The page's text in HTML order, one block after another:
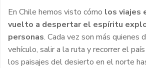
En Chile hemos visto cómo los viajes
vuelto a despertar el espíritu
personas. Cada vez son más quienes
vehículo, salir a la ruta y recorrer el
los paisajes del desierto en el norte